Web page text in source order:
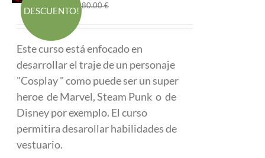
DESCUENTO!480.00€
era:
480.00 €.290.00 €.
Este curso está enfocado en
desarrollar el traje de un personaje
"Cosplay " como puede ser un super
heroe de Marvel, Steam Punk o de
Disney por exemplo. El curso
permitira desarollar habilidades de
vestuario.